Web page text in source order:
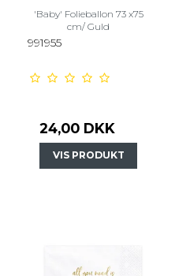
'Baby' Folieballon 73 x75
cm/ Guld
991955
24,00 DKK
VIS PRODUKT